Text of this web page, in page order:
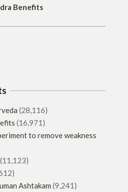
Benefits
(28,116)
(16,971)
to remove weakness
(11,123)
Ashtakam (9,241)